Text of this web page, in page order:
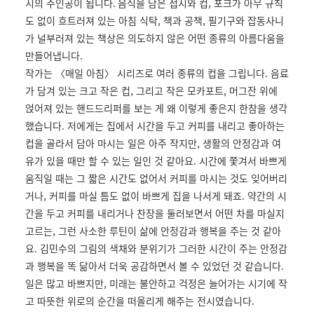
도 없이 흐트러져 있는 아침 식탁, 책과 공책, 필기구와 잡동사니
가 널부러져 있는 책상은 의도하지 않은 어떤 종류의 아름다움을
만들어냅니다.
작가는 〈매일 아침〉 시리즈로 여러 종류의 컵을 그립니다. 음료
가 담겨 있는 크고 작은 컵, 그리고 작은 모카포트, 머그잔 위에
얹어져 있는 핸드드리퍼를 보는 게 왜 이렇게 좋은지 한참을 생각
했습니다. 저에게는 집에서 시간을 두고 커피를 내리고 좋아하는
컵을 골라서 담아 마시는 일은 아주 작지만, 생활의 안정감과 여
유가 있을 때만 할 수 있는 일인 것 같아요. 시간에 쫓겨서 바쁘게
움직일 때는 그 짧은 시간도 없어서 커피를 마시는 것도 잊어버리
거나, 커피를 마실 틈도 없이 바쁘게 집을 나서게 돼죠. 약간의 시
간을 두고 커피를 내리거나 찬장을 둘러보면서 어떤 차를 마실지
고르는, 그런 사소한 루틴이 삶에 안정감과 행복을 주는 것 같아
요. 김민수의 그림의 색채와 분위기가 그러한 시간이 주는 안정감
과 행복을 똑 닮아서 더욱 공감하면서 볼 수 있었던 것 같습니다.
일은 많고 바쁘지만, 미래는 불안하고 걱정은 늘어가는 시기에 작
고 따뜻한 위로의 순간을 떠올리게 해주는 전시였습니다.